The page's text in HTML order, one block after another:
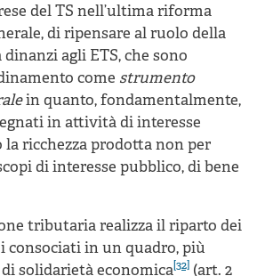
del TS nell’ultima riforma
di ripensare al ruolo della
agli ETS, che sono
come strumento
in quanto, fondamentalmente,
in attività di interesse
la ricchezza prodotta non per
di interesse pubblico, di bene
tributaria realizza il riparto dei
consociati in un quadro, più
solidarietà economica[32] (art. 2